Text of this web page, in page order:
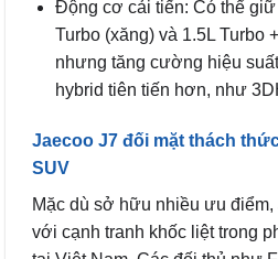
Động cơ cải tiến: Có thể
Turbo (xăng) và 1.5L Turbo
nhưng tăng cường hiệu
hybrid tiên tiến hơn, như
Jaecoo J7 đối mặt thách
SUV
Mặc dù sở hữu nhiều ưu
với cạnh tranh khốc liệt trong